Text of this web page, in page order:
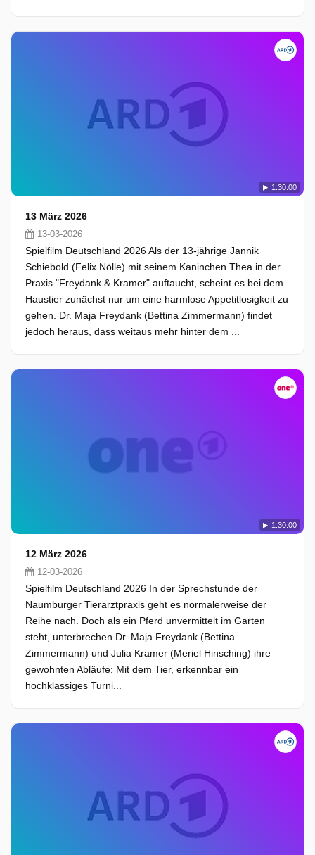
1:30:00
13 März 2026
13-03-2026
Spielfilm Deutschland 2026 Als der 13-jährige Jannik
Schiebold (Felix Nölle) mit seinem Kaninchen Thea in der
Praxis "Freydank & Kramer" auftaucht, scheint es bei dem
Haustier zunächst nur um eine harmlose Appetitlosigkeit zu
gehen. Dr. Maja Freydank (Bettina Zimmermann) findet
jedoch heraus, dass weitaus mehr hinter dem ...
1:30:00
12 März 2026
12-03-2026
Spielfilm Deutschland 2026 In der Sprechstunde der
Naumburger Tierarztpraxis geht es normalerweise der
Reihe nach. Doch als ein Pferd unvermittelt im Garten
steht, unterbrechen Dr. Maja Freydank (Bettina
Zimmermann) und Julia Kramer (Meriel Hinsching) ihre
gewohnten Abläufe: Mit dem Tier, erkennbar ein
hochklassiges Turni...